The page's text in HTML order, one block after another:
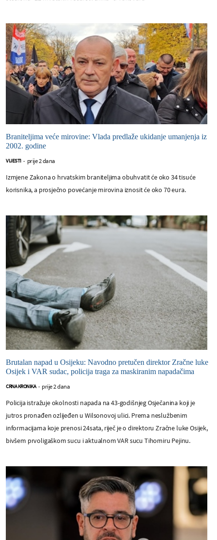
Braniteljima veće mirovine: Vlada predlaže ukidanje umanjenja iz
2002. godine
VIJESTI - prije 2 dana
Izmjene Zakona o hrvatskim braniteljima obuhvatit će oko 34 tisuće
korisnika, a prosječno povećanje mirovina iznosit će oko 70 eura.
Brutalan napad u Osijeku: Navodno pretučen direktor Zračne luke
Osijek i VAR sudac, policija traga za maskiranim napadačima
CRNA KRONIKA - prije 2 dana
Policija istražuje okolnosti napada na 43-godišnjeg Osječanina koji je
jutros pronađen ozlijeđen u Wilsonovoj ulici. Prema neslužbenim
informacijama koje prenosi 24sata, riječ je o direktoru Zračne luke Osijek,
bivšem prvoligaškom sucu i aktualnom VAR sucu Tihomiru Pejinu.